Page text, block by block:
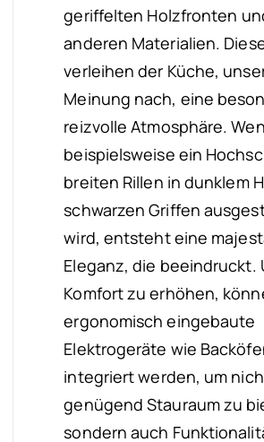
geriffelten Holzfronten
anderen Materialien.
verleihen der Küche,
Meinung nach, eine
reizvolle Atmosphäre.
beispielsweise ein
breiten Rillen in dunklem
schwarzen Griffen
wird, entsteht eine
Eleganz, die beeindruckt.
Komfort zu erhöhen,
ergonomisch eingebaute
Elektrogeräte wie
integriert werden, um
genügend Stauraum zu
sondern auch